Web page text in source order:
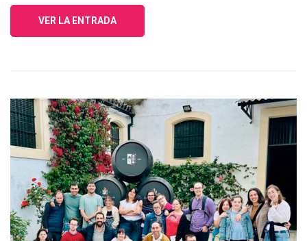
VER LA ENTRADA